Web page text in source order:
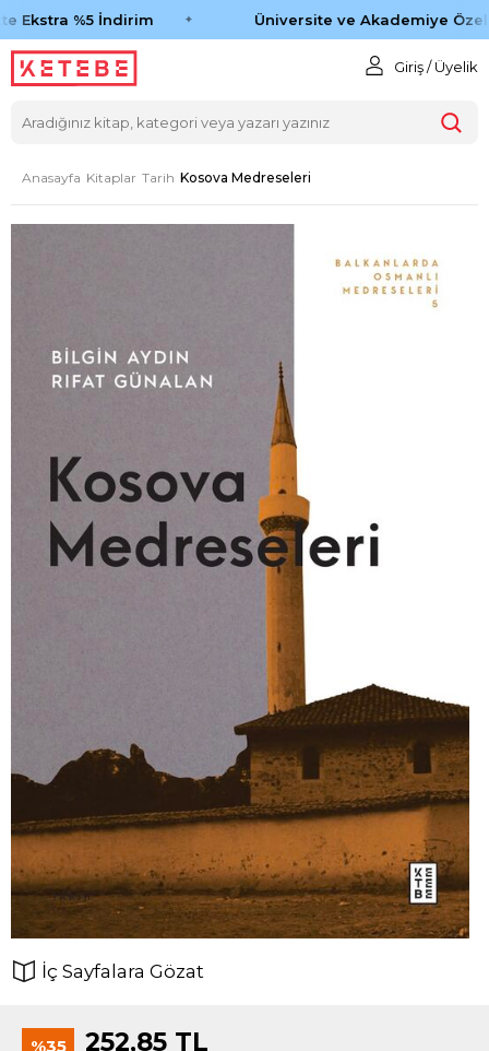
Ekstra %5 İndirim Üniversite ve Akademiye Özel
Giriş / Üyelik
Anasayfa Kitaplar Tarih Kosova Medreseleri
İç Sayfalara Gözat
%35 252,85 TL